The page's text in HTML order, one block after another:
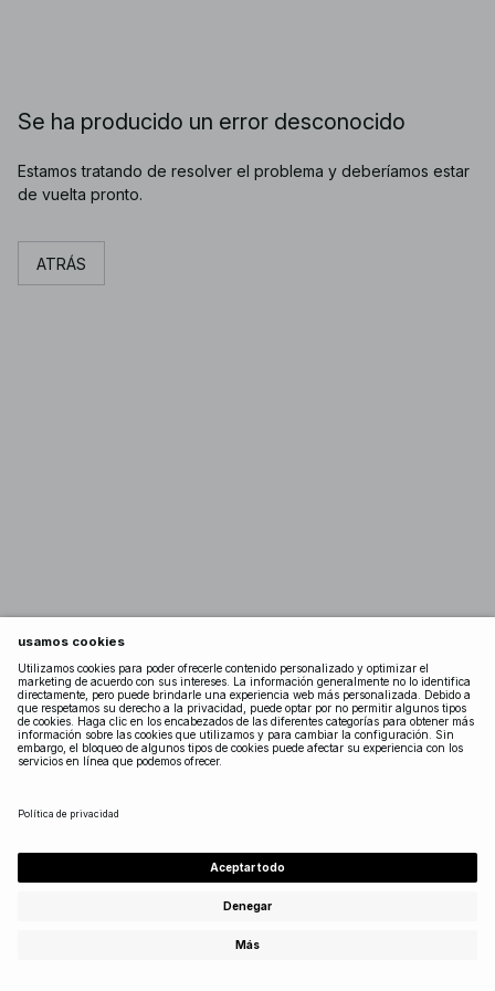
Se ha producido un error desconocido
Estamos tratando de resolver el problema y deberíamos estar
de vuelta pronto.
ATRÁS